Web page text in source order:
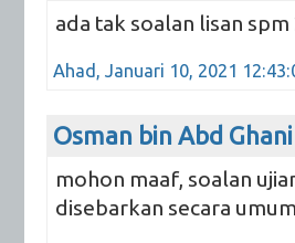
ada tak soalan lisan spm
Ahad, Januari 10, 2021
Osman bin Abd Ghani
mohon maaf, soalan
disebarkan secara